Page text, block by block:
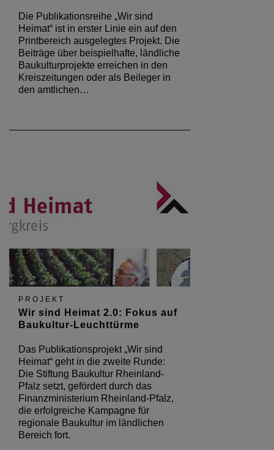
Die Publikationsreihe „Wir sind
Heimat“ ist in erster Linie ein auf den
Printbereich ausgelegtes Projekt. Die
Beiträge über beispielhafte, ländliche
Baukulturprojekte erreichen in den
Kreiszeitungen oder als Beileger in
den amtlichen…
PROJEKT
Wir sind Heimat 2.0: Fokus auf
Baukultur-Leuchttürme
Das Publikationsprojekt „Wir sind
Heimat“ geht in die zweite Runde:
Die Stiftung Baukultur Rheinland-
Pfalz setzt, gefördert durch das
Finanzministerium Rheinland-Pfalz,
die erfolgreiche Kampagne für
regionale Baukultur im ländlichen
Bereich fort.